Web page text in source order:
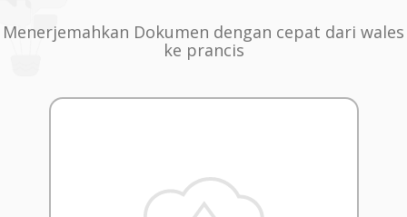
Menerjemahkan Dokumen dengan cepat dari wales
ke prancis